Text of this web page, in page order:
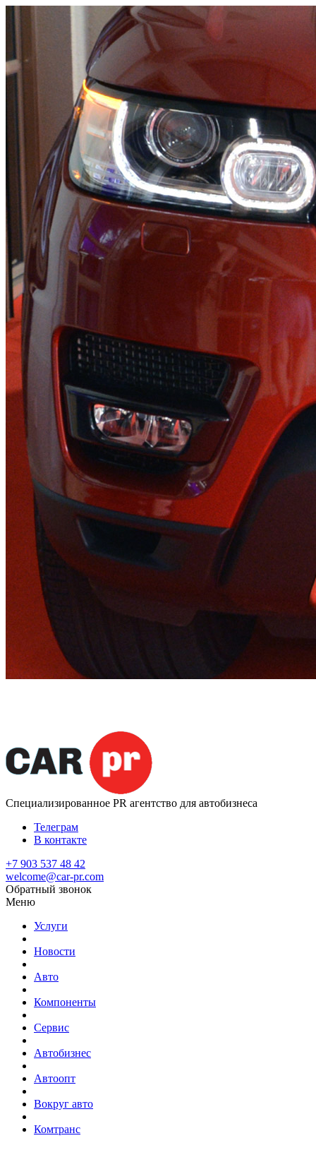
Специализированное PR агентство для автобизнеса
Телеграм
В контакте
+7 903 537 48 42
welcome@car-pr.com
Обратный звонок
Меню
Услуги
Новости
Авто
Компоненты
Сервис
Автобизнес
Автоопт
Вокруг авто
Комтранс